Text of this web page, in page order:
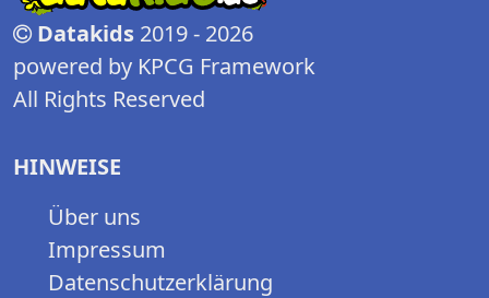
Datakids 2019 - 2026
powered by KPCG Framework
All Rights Reserved
HINWEISE
Über uns
Impressum
Datenschutzerklärung